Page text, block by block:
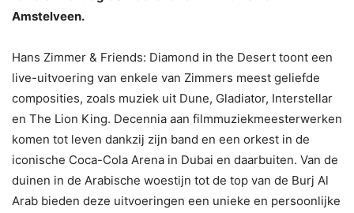
Amstelveen.
Hans Zimmer & Friends: Diamond in the Desert toont een
live-uitvoering van enkele van Zimmers meest geliefde
composities, zoals muziek uit Dune, Gladiator, Interstellar
en The Lion King. Decennia aan filmmuziekmeesterwerken
komen tot leven dankzij zijn band en een orkest in de
iconische Coca-Cola Arena in Dubai en daarbuiten. Van de
duinen in de Arabische woestijn tot de top van de Burj Al
Arab bieden deze uitvoeringen een unieke en persoonlijke